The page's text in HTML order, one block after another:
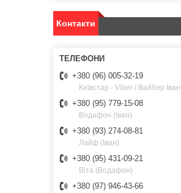
Контакти
+380 (96) 005-32-19
Київстар - Viber / Вайбер Іван
+380 (95) 779-15-08
Водафон (Іван)
+380 (93) 274-08-81
Лайф (Іван)
+380 (95) 431-09-21
Віта (Водафон)
+380 (97) 946-43-66